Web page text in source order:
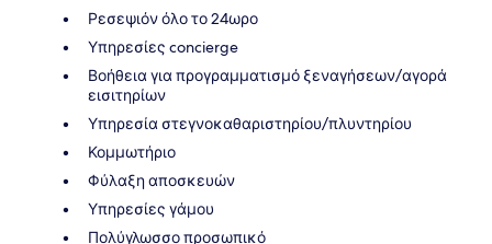
Ρεσεψιόν όλο το 24ωρο
Υπηρεσίες concierge
Βοήθεια για προγραμματισμό ξεναγήσεων/αγορά
εισιτηρίων
Υπηρεσία στεγνοκαθαριστηρίου/πλυντηρίου
Κομμωτήριο
Φύλαξη αποσκευών
Υπηρεσίες γάμου
Πολύγλωσσο προσωπικό